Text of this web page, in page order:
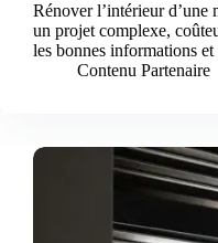
Rénover l’intérieur d’une
un projet complexe,
les bonnes informations
Contenu Partenaire